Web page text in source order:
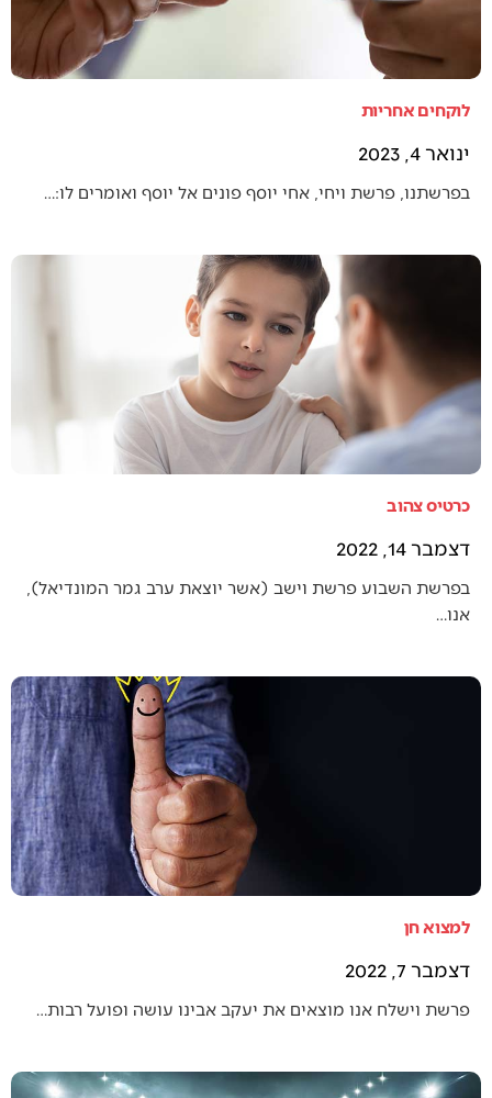
לוקחים אחריות
ינואר 4, 2023
בפרשתנו, פרשת ויחי, אחי יוסף פונים אל יוסף ואומרים לו:…
כרטיס צהוב
דצמבר 14, 2022
בפרשת השבוע פרשת וישב (אשר יוצאת ערב גמר המונדיאל),
אנו…
למצוא חן
דצמבר 7, 2022
פרשת וישלח אנו מוצאים את יעקב אבינו עושה ופועל רבות…